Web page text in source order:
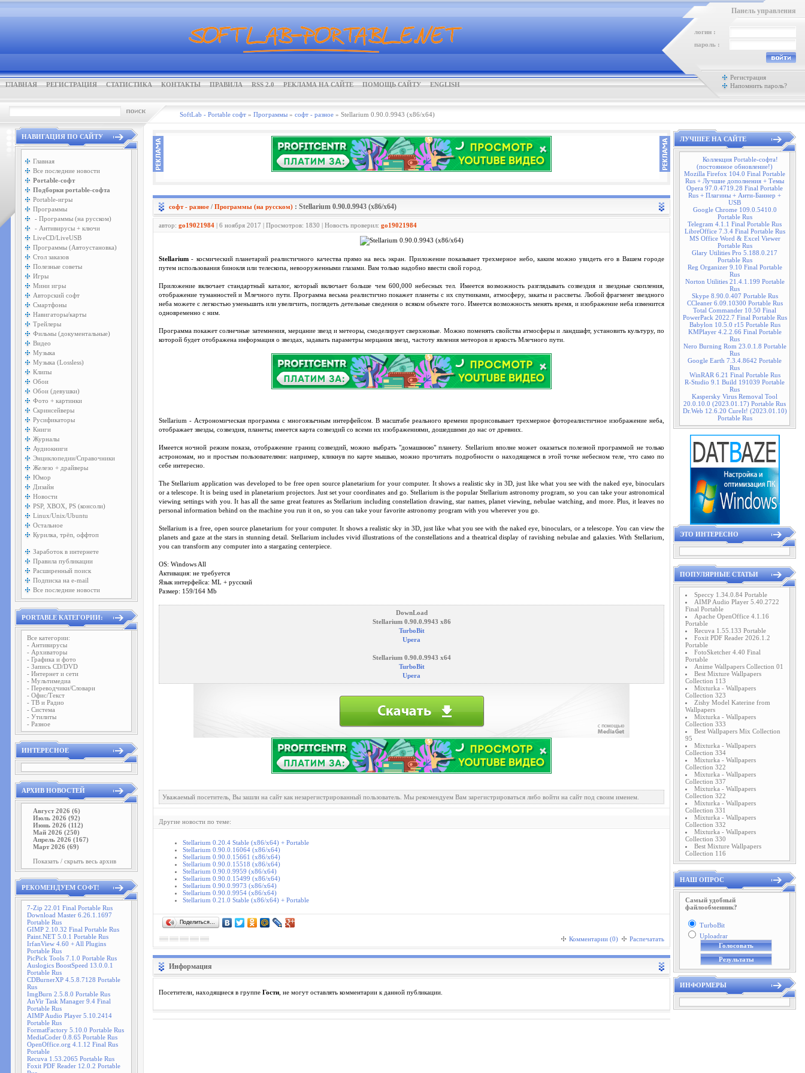
ГЛАВНАЯ РЕГИСТРАЦИЯ СТАТИСТИКА КОНТАКТЫ ПРАВИЛА RSS 2.0 РЕКЛАМА НА САЙТЕ ПОМОЩЬ САЙТУ ENGLISH
Панель управления
логин :
пароль :
Регистрация
Напомнить пароль?
SoftLab - Portable софт » Программы » софт - разное » Stellarium 0.90.0.9943 (x86/x64)
НАВИГАЦИЯ ПО САЙТУ
Главная
Все последние новости
Portable-софт
Подборки portable-софта
Portable-игры
Программы
- Программы (на русском)
- Антивирусы + ключи
LiveCD/LiveUSB
Программы (Автоустановка)
Стол заказов
Полезные советы
Игры
Мини игры
Авторский софт
Смартфоны
Навигаторы/карты
Трейлеры
Фильмы (документальные)
Видео
Музыка
Музыка (Lossless)
Клипы
Обои
Обои (девушки)
Фото + картинки
Скринсейверы
Русификаторы
Книги
Журналы
Аудиокниги
Энциклопедии/Справочники
Железо + драйверы
Юмор
Дизайн
Новости
PSP, XBOX, PS (консоли)
Linux/Unix/Ubuntu
Остальное
Курилка, трёп, оффтоп
Заработок в интернете
Правила публикации
Расширенный поиск
Подписка на e-mail
Все последние новости
PORTABLE КАТЕГОРИИ:
Все категории:
- Антивирусы
- Архиваторы
- Графика и фото
- Запись CD/DVD
- Интернет и сети
- Мультимедиа
- Переводчики/Словари
- Офис/Текст
- ТВ и Радио
- Система
- Утилиты
- Разное
ИНТЕРЕСНОЕ
АРХИВ НОВОСТЕЙ
Август 2026 (6)
Июль 2026 (92)
Июнь 2026 (112)
Май 2026 (250)
Апрель 2026 (167)
Март 2026 (69)
Показать / скрыть весь архив
РЕКОМЕНДУЕМ СОФТ!
7-Zip 22.01 Final Portable Rus
Download Master 6.26.1.1697
Portable Rus
GIMP 2.10.32 Final Portable Rus
Paint.NET 5.0.1 Portable Rus
IrfanView 4.60 + All Plugins
Portable Rus
PicPick Tools 7.1.0 Portable Rus
Auslogics BoostSpeed 13.0.0.1
Portable Rus
CDBurnerXP 4.5.8.7128 Portable
Rus
ImgBurn 2.5.8.0 Portable Rus
AnVir Task Manager 9.4 Final
Portable Rus
AIMP Audio Player 5.10.2414
Portable Rus
FormatFactory 5.10.0 Portable Rus
MediaCoder 0.8.65 Portable Rus
OpenOffice.org 4.1.12 Final Rus
Portable
Recuva 1.53.2065 Portable Rus
Foxit PDF Reader 12.0.2 Portable
софт - разное / Программы (на русском) : Stellarium 0.90.0.9943 (x86/x64)
автор: go19021984 | 6 ноября 2017 | Просмотров: 1830 | Новость проверил: go19021984
Stellarium - космический планетарий реалистичного качества прямо на весь экран. Приложение показывает трехмерное небо, каким можно увидеть его в Вашем городе
путем использования бинокля или телескопа, невооруженными глазами. Вам только надобно ввести свой город.
Приложение включает стандартный каталог, который включает больше чем 600,000 небесных тел. Имеется возможность разглядывать созвездия и звездные скопления,
отображение туманностей и Млечного пути. Программа весьма реалистично покажет планеты с их спутниками, атмосферу, закаты и рассветы. Любой фрагмент звездного
неба можете с легкостью уменьшить или увеличить, поглядеть детельные сведения о всяком объекте того. Имеется возможность менять время, и изображение неба изменится
одновременно с ним.
Программа покажет солнечные затемнения, мерцание звезд и метеоры, смоделирует сверхновые. Можно поменять свойства атмосферы и ландшафт, установить культуру, по
которой будет отображена информация о звездах, задавать параметры мерцания звезд, частоту явления метеоров и яркость Млечного пути.
Stellarium - Астрономическая программа с многоязычным интерфейсом. В масштабе реального времени прорисовывает трехмерное фотореалистичное изображение неба,
отображает звезды, созвездия, планеты; имеется карта созвездий со всеми их изображениями, дошедшими до нас от древних.
Имеется ночной режим показа, отображение границ созвездий, можно выбрать "домашнюю" планету. Stellarium вполне может оказаться полезной программой не только
астрономам, но и простым пользователями: например, кликнув по карте мышью, можно прочитать подробности о находящемся в этой точке небесном теле, что само по
себе интересно.
The Stellarium application was developed to be free open source planetarium for your computer. It shows a realistic sky in 3D, just like what you see with the naked eye, binoculars
or a telescope. It is being used in planetarium projectors. Just set your coordinates and go. Stellarium is the popular Stellarium astronomy program, so you can take your astronomical
viewing settings with you. It has all the same great features as Stellarium including constellation drawing, star names, planet viewing, nebulae watching, and more. Plus, it leaves no
personal information behind on the machine you run it on, so you can take your favorite astronomy program with you wherever you go.
Stellarium is a free, open source planetarium for your computer. It shows a realistic sky in 3D, just like what you see with the naked eye, binoculars, or a telescope. You can view the
planets and gaze at the stars in stunning detail. Stellarium includes vivid illustrations of the constellations and a theatrical display of ravishing nebulae and galaxies. With Stellarium,
you can transform any computer into a stargazing centerpiece.
OS: Windows All
Активация: не требуется
Язык интерфейса: ML + русский
Размер: 159/164 Mb
DownLoad
Stellarium 0.90.0.9943 x86
TurboBit
Upera
Stellarium 0.90.0.9943 x64
TurboBit
Upera
Уважаемый посетитель, Вы зашли на сайт как незарегистрированный пользователь. Мы рекомендуем Вам зарегистрироваться либо войти на сайт под своим именем.
Другие новости по теме:
Stellarium 0.20.4 Stable (x86/x64) + Portable
Stellarium 0.90.0.16064 (x86/x64)
Stellarium 0.90.0.15661 (x86/x64)
Stellarium 0.90.0.15518 (x86/x64)
Stellarium 0.90.0.9959 (x86/x64)
Stellarium 0.90.0.15499 (x86/x64)
Stellarium 0.90.0.9973 (x86/x64)
Stellarium 0.90.0.9954 (x86/x64)
Stellarium 0.21.0 Stable (x86/x64) + Portable
Поделиться…
Комментарии (0) Распечатать
Информация
Посетители, находящиеся в группе Гости , не могут оставлять комментарии к данной публикации.
ЛУЧШЕЕ НА САЙТЕ
Коллекция Portable-софта!
(постоянное обновление!)
Mozilla Firefox 104.0 Final Portable
Rus + Лучшие дополнения + Темы
Opera 97.0.4719.28 Final Portable
Rus + Плагины + Анти-Баннер +
USB
Google Chrome 109.0.5410.0
Portable Rus
Telegram 4.1.1 Final Portable Rus
LibreOffice 7.3.4 Final Portable Rus
MS Office Word & Excel Viewer
Portable Rus
Glary Utilities Pro 5.188.0.217
Portable Rus
Reg Organizer 9.10 Final Portable
Rus
Norton Utilities 21.4.1.199 Portable
Rus
Skype 8.90.0.407 Portable Rus
CCleaner 6.09.10300 Portable Rus
Total Commander 10.50 Final
PowerPack 2022.7 Final Portable Rus
Babylon 10.5.0 r15 Portable Rus
KMPlayer 4.2.2.66 Final Portable
Rus
Nero Burning Rom 23.0.1.8 Portable
Rus
Google Earth 7.3.4.8642 Portable
Rus
WinRAR 6.21 Final Portable Rus
R-Studio 9.1 Build 191039 Portable
Rus
Kaspersky Virus Removal Tool
20.0.10.0 (2023.01.17) Portable Rus
Dr.Web 12.6.20 CureIt! (2023.01.10)
Portable Rus
ЭТО ИНТЕРЕСНО
ПОПУЛЯРНЫЕ СТАТЬИ
Speccy 1.34.0.84 Portable
AIMP Audio Player 5.40.2722
Final Portable
Apache OpenOffice 4.1.16
Portable
Recuva 1.55.133 Portable
Foxit PDF Reader 2026.1.2
Portable
FotoSketcher 4.40 Final
Portable
Anime Wallpapers Collection 01
Best Mixture Wallpapers
Collection 113
Mixturka - Wallpapers
Collection 323
Zishy Model Katerine from
Wallpapers
Mixturka - Wallpapers
Collection 333
Best Wallpapers Mix Collection
95
Mixturka - Wallpapers
Collection 334
Mixturka - Wallpapers
Collection 322
Mixturka - Wallpapers
Collection 337
Mixturka - Wallpapers
Collection 322
Mixturka - Wallpapers
Collection 331
Mixturka - Wallpapers
Collection 332
Mixturka - Wallpapers
Collection 330
Best Mixture Wallpapers
Collection 116
НАШ ОПРОС
Самый удобный
файлообменник?
TurboBit
Uploadrar
ИНФОРМЕРЫ